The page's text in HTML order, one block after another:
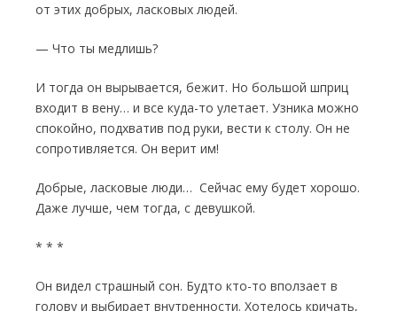
от этих добрых, ласковых людей.
— Что ты медлишь?
И тогда он вырывается, бежит. Но боль­шой шприц
входит в вену… и все куда-то уле­тает. Узника можно
спокойно, подхватив под руки, вести к столу. Он не
сопротивляется. Он верит им!
Добрые, ласковые люди… Сейчас ему будет хорошо.
Даже лучше, чем тогда, с девушкой.
* * *
Он видел страшный сон. Будто кто-то вползает в
голову и выбирает внутренности. Хотелось кричать,